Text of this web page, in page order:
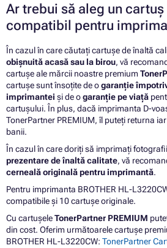
Ar trebui să aleg un
compatibil pentru
În cazul în care căutați cartușe de înaltă
obișnuită acasă sau la birou, vă
cartușe ale mărcii noastre premium
cartușe sunt însoțite de ogaranție
imprimantei și de ogaranție pe viață
cartușului. În plus, dacă imprimanta D-
TonerPartner PREMIUM, îl puteți returna
banii.
În cazul în care doriți să imprimați
prezentare de înaltă calitate, vă
cerneală originală pentru imprimantă.
Pentru imprimanta BROTHER HL-
compatibile și 10 cartușe originale.
Cu cartușeleTonerPartner PREMIUM
din cost. Oferim următoarele cartușe
BROTHER HL-L3220CW: TonerPartner